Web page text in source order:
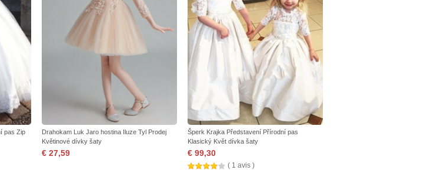
pas Zip
Drahokam Luk Jaro hostina Iluze Tyl Prodej
Květinové dívky šaty
€ 27,59
Šperk Krajka Představení Přírodní pas
Klasický Květ dívka šaty
€ 99,30
( 1 avis )